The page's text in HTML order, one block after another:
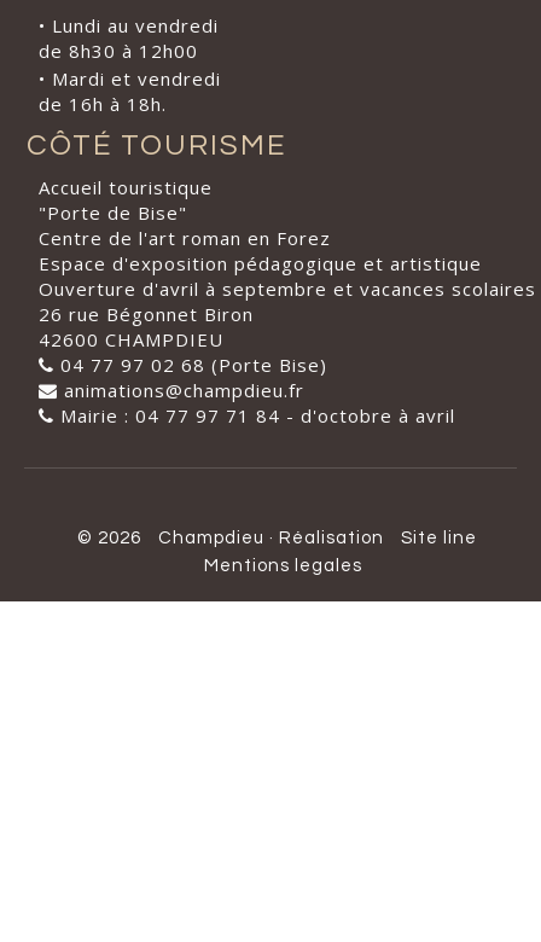
• Lundi au vendredi
de 8h30 à 12h00
• Mardi et vendredi
de 16h à 18h.
CÔTÉ TOURISME
Accueil touristique
"Porte de Bise"
Centre de l'art roman en Forez
Espace d'exposition pédagogique et artistique
Ouverture d'avril à septembre et vacances scolaires
26 rue Bégonnet Biron
42600 CHAMPDIEU
04 77 97 02 68 (Porte Bise)
animations@champdieu.fr
Mairie : 04 77 97 71 84 - d'octobre à avril
© 2026 Champdieu · Réalisation
Site line
Mentions legales